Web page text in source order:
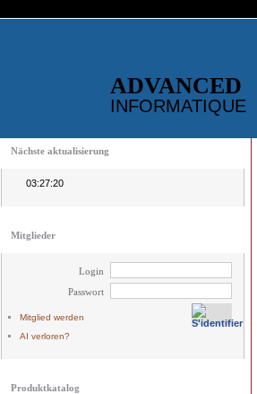
ADVANCED
INFORMATIQUE
Nächste aktualisierung
03:27:19
Mitglieder
Login
Passwort
Mitglied werden
AI verloren?
Produktkatalog